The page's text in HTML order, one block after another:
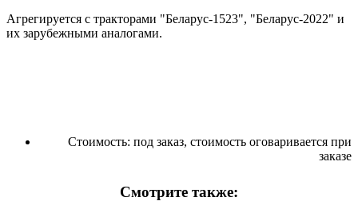
Агрегируется с тракторами "Беларус-1523", "Беларус-2022" и
их зарубежными аналогами.
Стоимость: под заказ, стоимость оговаривается при
заказе
Смотрите также: